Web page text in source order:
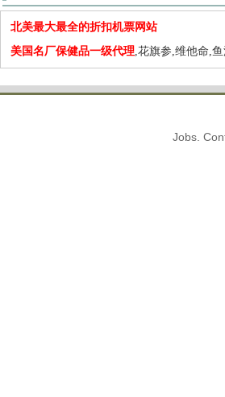
北美最大最全的折扣机票网站
美国名厂保健品一级代理,花旗参,维他命,
Jobs.